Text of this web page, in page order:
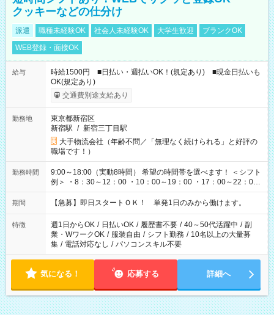
クッキーなどの仕分け
派遣 職種未経験OK 社会人未経験OK 大学生歓迎
ブランクOK
WEB登録・面接OK
給与
時給1500円 ■日払い・週払いOK！(規定あり) ■現金日払いも
OK(規定あり)
交通費別途支給あり
勤務地
東京都新宿区
新宿駅 / 新宿三丁目駅
大手物流会社（年齢不問／「無理なく続けられる」と好評の
職場です！）
勤務時間
9:00～18:00（実動8時間） 希望の時間帯を選べます！ ＜シフト
例＞ ・8：30～12：00 ・10：00～19：00 ・17：00～22：00
・13：00～22：00 ・22：00～翌6：00 など
期間 【急募】即日スタートＯＫ！ 単発1日のみから働けます。
特徴 週1日からOK / 日払いOK / 履歴書不要 / 40～50代活躍中 / 副
業・WワークOK / 服装自由 / シフト勤務 / 10名以上の大量募
集 / 電話対応なし / パソコンスキル不要
気になる！ 応募する 詳細へ